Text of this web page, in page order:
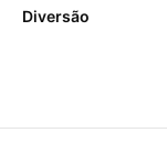
Diversão